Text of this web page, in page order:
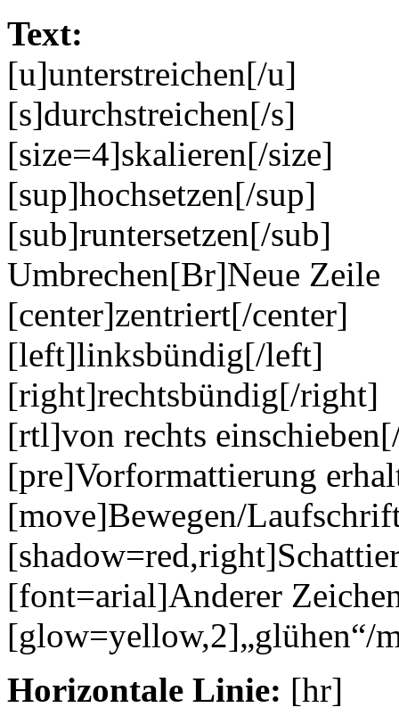
Text:
[u]unterstreichen[/u]
[s]durchstreichen[/s]
[size=4]skalieren[/size]
[sup]hochsetzen[/sup]
[sub]runtersetzen[/sub]
Umbrechen[Br]Neue Zeile
[center]zentriert[/center]
[left]linksbündig[/left]
[right]rechtsbündig[/right]
[rtl]von rechts
[pre]Vorformattierung
[move]Bewegen/
[font=arial]Anderer
[glow=yellow,2]„glühen“/
Horizontale Linie: [hr]